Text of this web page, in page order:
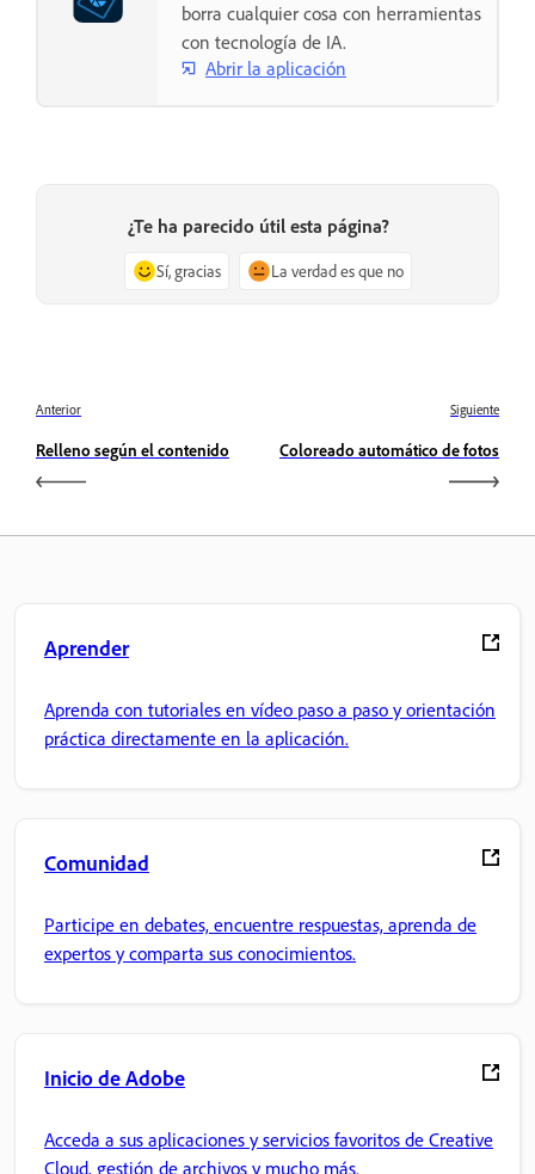
borra cualquier cosa con herramientas
con tecnología de IA.
Abrir la aplicación
¿Te ha parecido útil esta página?
Sí, gracias La verdad es que no
Anterior
Relleno según el contenido
Siguiente
Coloreado automático de fotos
Aprender
Aprenda con tutoriales en vídeo paso a paso y orientación
práctica directamente en la aplicación.
Comunidad
Participe en debates, encuentre respuestas, aprenda de
expertos y comparta sus conocimientos.
Inicio de Adobe
Acceda a sus aplicaciones y servicios favoritos de Creative
Cloud, gestión de archivos y mucho más.